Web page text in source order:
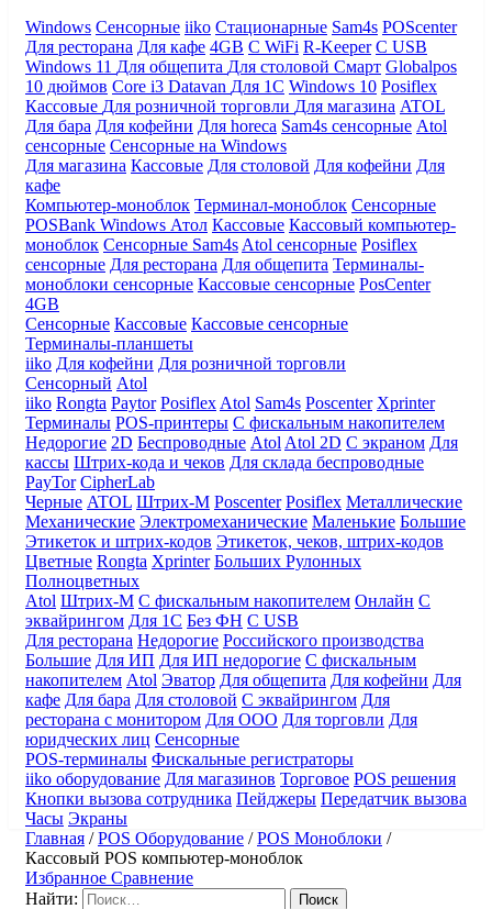
Windows Сенсорные iiko Стационарные Sam4s POScenter
Для ресторана Для кафе 4GB С WiFi R-Keeper С USB
Windows 11 Для общепита Для столовой Смарт Globalpos
10 дюймов Core i3 Datavan Для 1С Windows 10 Posiflex
Кассовые Для розничной торговли Для магазина ATOL
Для бара Для кофейни Для horeca Sam4s сенсорные Atol
сенсорные Сенсорные на Windows
Для магазина Кассовые Для столовой Для кофейни Для
кафе
Компьютер-моноблок Терминал-моноблок Сенсорные
POSBank Windows Атол Кассовые Кассовый компьютер-
моноблок Сенсорные Sam4s Atol сенсорные Posiflex
сенсорные Для ресторана Для общепита Терминалы-
моноблоки сенсорные Кассовые сенсорные PosCenter
4GB
Сенсорные Кассовые Кассовые сенсорные
Терминалы-планшеты
iiko Для кофейни Для розничной торговли
Сенсорный Atol
iiko Rongta Paytor Posiflex Atol Sam4s Poscenter Xprinter
Терминалы POS-принтеры С фискальным накопителем
Недорогие 2D Беспроводные Atol Atol 2D С экраном Для
кассы Штрих-кода и чеков Для склада беспроводные
PayTor CipherLab
Черные ATOL Штрих-М Poscenter Posiflex Металлические
Механические Электромеханические Маленькие Большие
Этикеток и штрих-кодов Этикеток, чеков, штрих-кодов
Цветные Rongta Xprinter Больших Рулонных
Полноцветных
Atol Штрих-М С фискальным накопителем Онлайн С
эквайрингом Для 1С Без ФН С USB
Для ресторана Недорогие Российского производства
Большие Для ИП Для ИП недорогие С фискальным
накопителем Atol Эватор Для общепита Для кофейни Для
кафе Для бара Для столовой С эквайрингом Для
ресторана с монитором Для ООО Для торговли Для
юридческих лиц Сенсорные
POS-терминалы Фискальные регистраторы
iiko оборудование Для магазинов Торговое POS решения
Кнопки вызова сотрудника Пейджеры Передатчик вызова
Часы Экраны
Главная /POS Оборудование /POS Моноблоки /
Кассовый POS компьютер-моноблок
Избранное Сравнение
Найти: